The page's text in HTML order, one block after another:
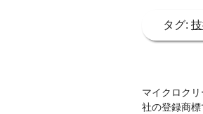
タグ:
マイクロク
社の登録商標